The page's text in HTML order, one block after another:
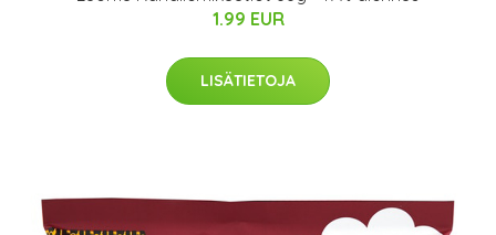
1.99 EUR
LISÄTIETOJA